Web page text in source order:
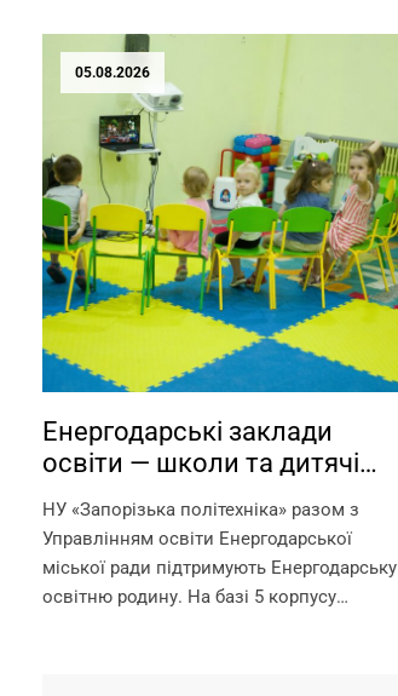
05.08.2026
Енергодарські заклади
освіти — школи та дитячі
садки — працюють на базі
Запорізької політехніки!
НУ «Запорізька політехніка» разом з
Управлінням освіти Енергодарської
міської ради підтримують Енергодарську
освітню родину. На базі 5 корпусу